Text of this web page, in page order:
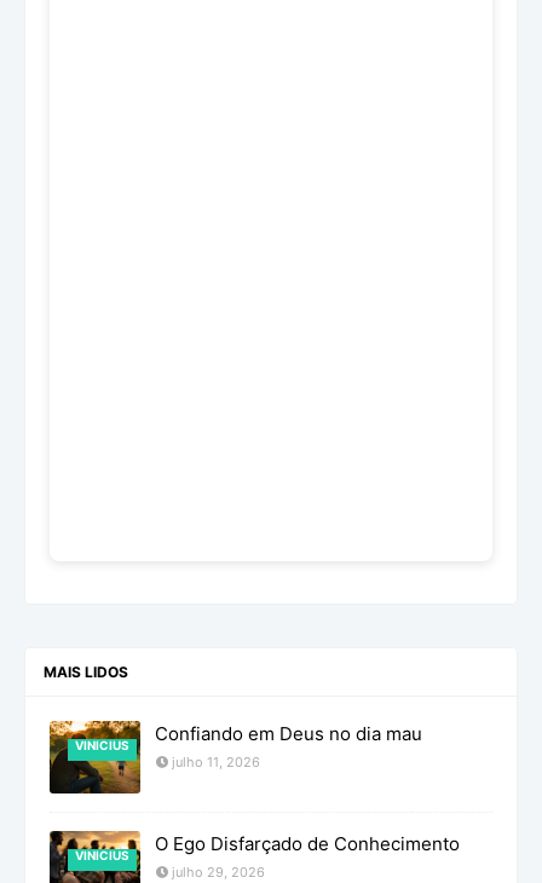
MAIS LIDOS
VINICIUS Confiando em Deus no dia mau
julho 11, 2026
VINICIUS O Ego Disfarçado de Conhecimento
julho 29, 2026